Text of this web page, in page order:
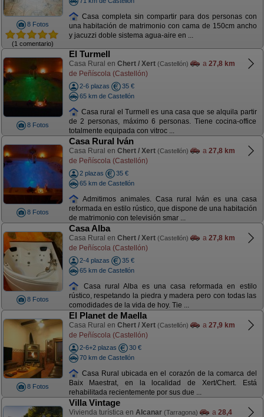
8 Fotos
(1 comentario)
Casa completa sin compartir para dos personas con
una habitación de matrimonio con cama de 150cm ancho
y jacuzzi doble sistema agua-aire en ...
8 Fotos
El Turmell
Casa Rural en Chert / Xert (Castellón) a 27,8 km
de Peñíscola (Castellón)
2-6 plazas
35 €
65 km de Castellón
Casa rural el Turmell es una casa que se alquila partir
de 2 personas, máximo 6 personas. Tiene cocina-office
totalmente equipada con vitroc ...
8 Fotos
Casa Rural Iván
Casa Rural en Chert / Xert (Castellón) a 27,8 km
de Peñíscola (Castellón)
2 plazas
35 €
65 km de Castellón
Admitimos animales. Casa rural Iván es una casa
reformada en estilo rústico, que dispone de una habitación
de matrimonio con televisión smar ...
8 Fotos
Casa Alba
Casa Rural en Chert / Xert (Castellón) a 27,8 km
de Peñíscola (Castellón)
2-4 plazas
35 €
65 km de Castellón
Casa rural Alba es una casa reformada en estilo
rústico, respetando la piedra y madera pero con todas las
comodidades de la vida de hoy. Tie ...
8 Fotos
El Planet de Maella
Casa Rural en Chert / Xert (Castellón) a 27,9 km
de Peñíscola (Castellón)
2-6+2 plazas
30 €
70 km de Castellón
Casa Rural ubicada en el corazón de la comarca del
Baix Maestrat, en la localidad de Xert/Chert. Está
rehabilitada recientemente por sus due ...
Villa Vintage
Vivienda turística en Alcanar (Tarragona) a 28,4